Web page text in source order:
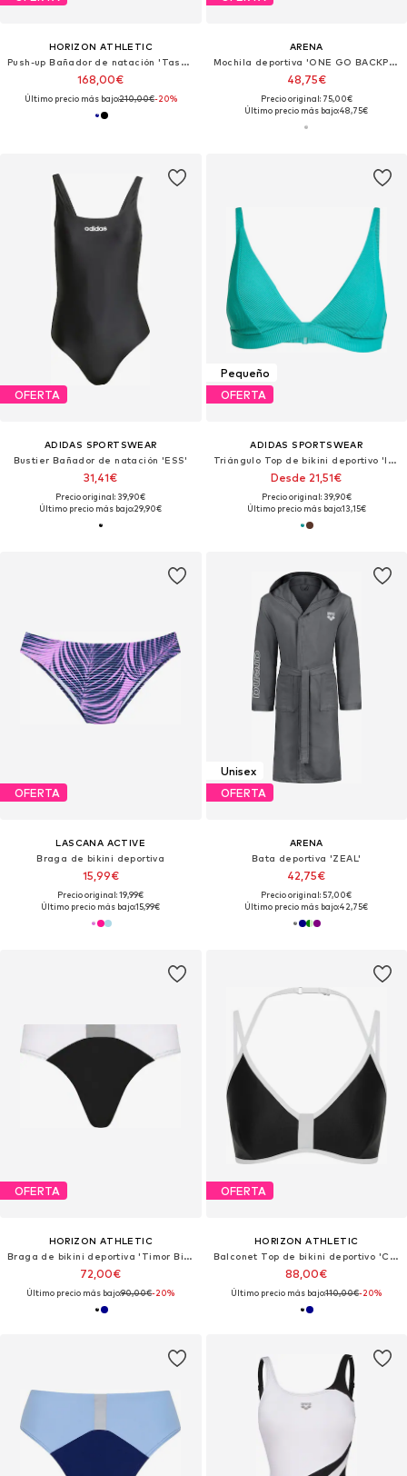
HORIZON ATHLETIC
Push-up Bañador de natación 'Tasman One Piece Luna'
168,00€
Último precio más bajo:210,00€-20%
ARENA
Mochila deportiva 'ONE GO BACKPACK 45L'
48,75€
Precio original: 75,00€
Último precio más bajo:48,75€
OFERTA
ADIDAS SPORTSWEAR
Bustier Bañador de natación 'ESS'
31,41€
Precio original: 39,90€
Último precio más bajo:29,90€
Pequeño
OFERTA
ADIDAS SPORTSWEAR
Triángulo Top de bikini deportivo 'ICONISEA'
Desde 21,51€
Precio original: 39,90€
Último precio más bajo:13,15€
OFERTA
LASCANA ACTIVE
Braga de bikini deportiva
15,99€
Precio original: 19,99€
Último precio más bajo:15,99€
Unisex
OFERTA
ARENA
Bata deportiva 'ZEAL'
42,75€
Precio original: 57,00€
Último precio más bajo:42,75€
OFERTA
HORIZON ATHLETIC
Braga de bikini deportiva 'Timor Bikini Bottom Luna'
72,00€
Último precio más bajo:90,00€-20%
OFERTA
HORIZON ATHLETIC
Balconet Top de bikini deportivo 'Coral Sea Bikini Top Luna'
88,00€
Último precio más bajo:110,00€-20%